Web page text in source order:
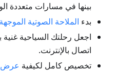
بينها في مسارات متعددة
بدء الملاحة الصوتية الموجهة
اجعل رحلتك السياحية غنية
اتصال بالإنترنت.
تخصيص كامل لكيفية عرض